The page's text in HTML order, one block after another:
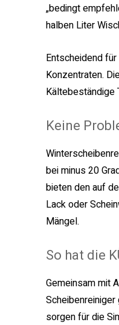
„bedingt
halben Liter
Entscheidend
Konzentraten.
Kältebeständige
Keine
bei minus 20
bieten den auf
Lack oder
Mängel.
So hat die
Gemeinsam mit
sorgen für die